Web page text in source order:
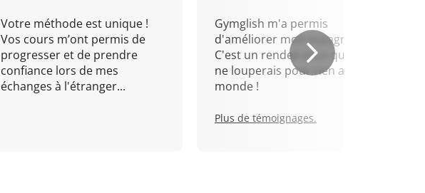
Votre méthode est unique !
Vos cours m’ont permis de
progresser et de prendre
confiance lors de mes
échanges à l'étranger...
Gymglish m'a permis
d'améliorer mon espagnol.
C'est un rendez-vous que je
ne louperais pour rien au
monde !
Plus de témoignages.